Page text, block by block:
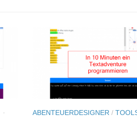
·
ABENTEUERDESIGNER /